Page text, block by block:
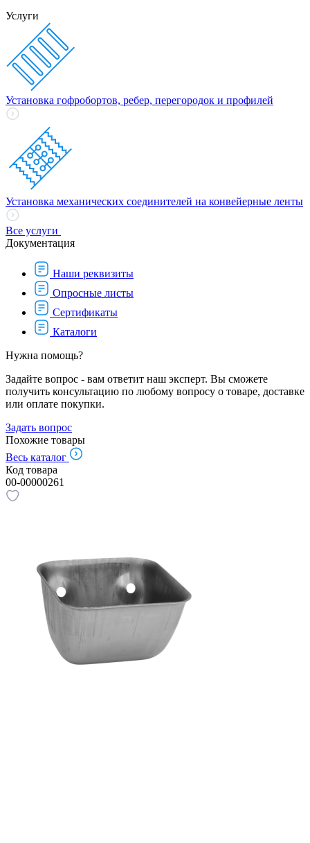
Услуги
Установка гофробортов, ребер, перегородок и профилей
Установка механических соединителей на конвейерные ленты
Все услуги
Документация
Наши реквизиты
Опросные листы
Сертификаты
Каталоги
Нужна помощь?
Задайте вопрос - вам ответит наш эксперт. Вы сможете
получить консультацию по любому вопросу о товаре, доставке
или оплате покупки.
Задать вопрос
Похожие товары
Весь каталог
Код товара
00-00000261